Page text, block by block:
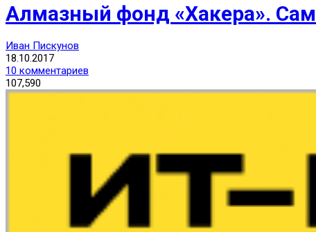
Алмазный фонд «Хакера».
Иван Пискунов
18.10.2017
10 комментариев
107,590